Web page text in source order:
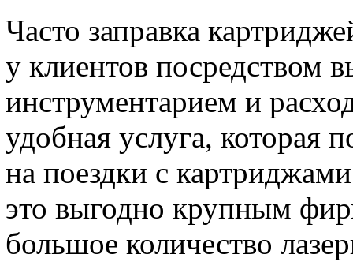
Часто заправка
у клиентов посредством
инструментарием и
удобная услуга, которая
на поездки с
это выгодно крупным
большое количество